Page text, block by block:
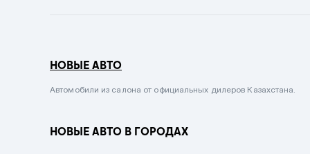
Сиреневый металлик
Вишневый
НОВЫЕ АВТО
Автомобили из салона от официальных дилеров Казахстана.
НОВЫЕ АВТО В ГОРОДАХ